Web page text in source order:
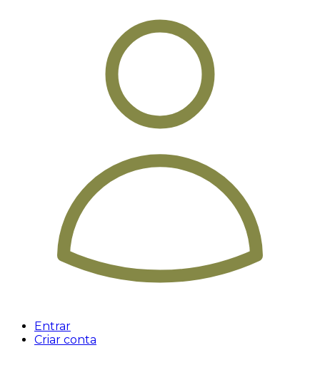
Entrar
Criar conta